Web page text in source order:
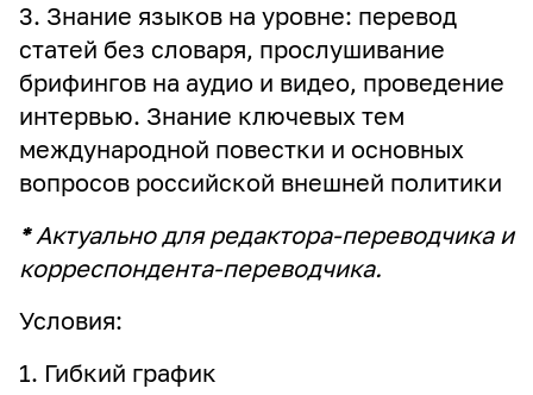
3. Знание языков на уровне: перевод
статей без словаря, прослушивание
брифингов на аудио и видео, проведение
интервью. Знание ключевых тем
международной повестки и основных
вопросов российской внешней политики
*Актуально для редактора-переводчика и
корреспондента-переводчика.
Условия:
1. Гибкий график